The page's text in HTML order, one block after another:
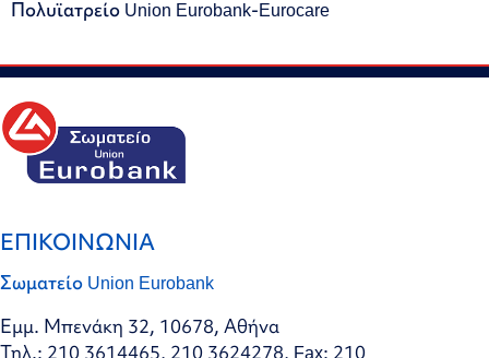
Πολυϊατρείο Union Eurobank-Eurocare
ΕΠΙΚΟΙΝΩΝΙΑ
Σωματείο Union Eurobank
Εμμ. Μπενάκη 32, 10678, Αθήνα
Τηλ.: 210 3614465, 210 3624278, Fax: 210